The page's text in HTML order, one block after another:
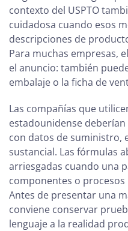
contexto del USPTO
cuidadosa cuando esos
descripciones de
Para muchas empresas,
el anuncio: también
embalaje o la ficha de
Las compañías que
estadounidense
con datos de suministro,
sustancial. Las fórmulas
arriesgadas cuando una
componentes o
Antes de presentar una
conviene conservar
lenguaje a la realidad